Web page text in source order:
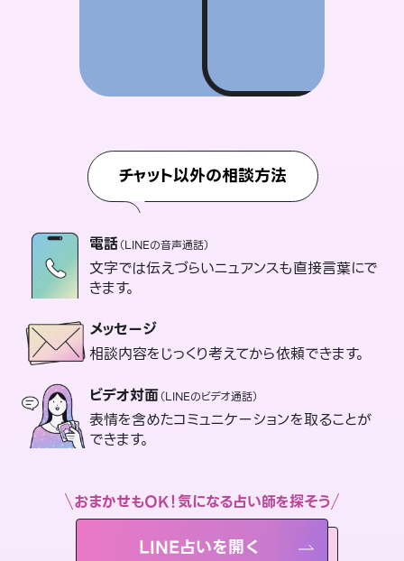
チャット以外の相談方法
電話（LINEの音声通話）
文字では伝えづらいニュアンスも直接言葉にで
きます。
メッセージ
相談内容をじっくり考えてから依頼できます。
ビデオ対面（LINEのビデオ通話）
表情を含めたコミュニケーションを取ることが
できます。
おまかせもOK！気になる占い師を探そう
LINE占いを開く